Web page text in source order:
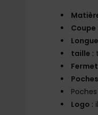
Coupe
taille :
Logo :